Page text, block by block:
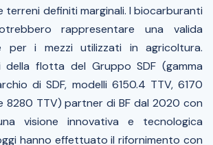
terreni definiti marginali. I biocarburanti
rappresentare una valida
per i mezzi utilizzati in agricoltura.
della flotta del Gruppo SDF (gamma
di SDF, modelli 6150.4 TTV, 6170
8280 TTV) partner di BF dal 2020 con
visione innovativa e tecnologica
hanno effettuato il rifornimento con